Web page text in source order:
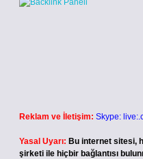
Reklam ve İletişim: Skype:
Yasal Uyarı: Bu internet sitesi,
şirketi ile hiçbir bağlantısı